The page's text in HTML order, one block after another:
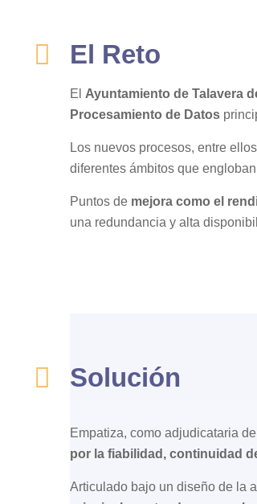
El Reto
El Ayuntamiento de Talavera
Procesamiento de Datos
Los nuevos procesos, entre
diferentes ámbitos que
Puntos de mejora como el
una redundancia y alta
Solución
Empatiza, como adjudicataria
por la fiabilidad, continuidad
Articulado bajo un diseño de la